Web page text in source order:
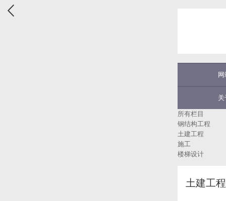
所有栏目
钢结构工程
土建工程
施工
楼梯设计
土建工程